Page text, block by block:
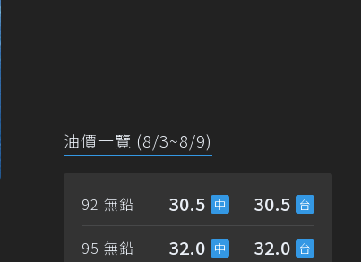
油價一覽 (8/3~8/9)
92 無鉛 30.5 30.5
95 無鉛 32.0 32.0